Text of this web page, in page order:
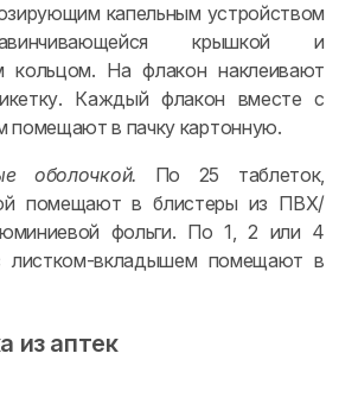
капельным устройством
крышкой и
кольцом. На флакон наклеивают
Каждый флакон вместе с
помещают в пачку картонную.
оболочкой. По 25 таблеток,
помещают в блистеры из ПВХ/
фольги. По 1, 2 или 4
листком-вкладышем помещают в
из аптек